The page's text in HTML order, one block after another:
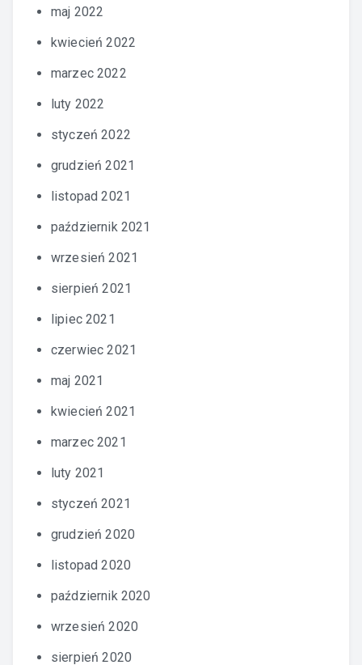
maj 2022
kwiecień 2022
marzec 2022
luty 2022
styczeń 2022
grudzień 2021
listopad 2021
październik 2021
wrzesień 2021
sierpień 2021
lipiec 2021
czerwiec 2021
maj 2021
kwiecień 2021
marzec 2021
luty 2021
styczeń 2021
grudzień 2020
listopad 2020
październik 2020
wrzesień 2020
sierpień 2020